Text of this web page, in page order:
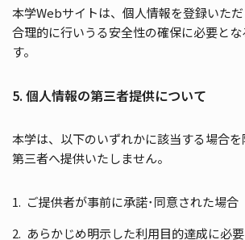
本学Webサイトは、個人情報を登録いた
合理的に行いうる安全性の確保に必要と
す。
5. 個人情報の第三者提供について
本学は、以下のいずれかに該当する場合
第三者へ提供いたしません。
ご提供者が事前に承諾･同意された場合
あらかじめ明示した利用目的達成に必